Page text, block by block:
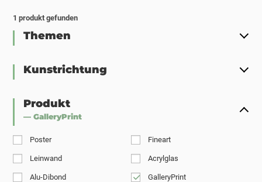
1 produkt gefunden
Themen
Kunstrichtung
Produkt
— GalleryPrint
Poster Fineart
Leinwand Acrylglas
Alu-Dibond GalleryPrint